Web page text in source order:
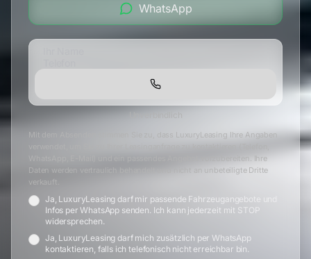
WhatsApp
Mit dem Absenden stimmen Sie zu, dass LuxuryLeasing Ihre Angaben
WhatsApp, E-Mail) und ein passendes Angebot vorzubereiten. Ihre
Daten werden vertraulich behandelt und nicht an unbeteiligte Dritte
verkauft.
Ja, LuxuryLeasing darf mir passende Fahrzeugangebote und
Infos per WhatsApp senden. Ich kann jederzeit mit STOP
widersprechen.
Ja, LuxuryLeasing darf mich zusätzlich per WhatsApp
kontaktieren, falls ich telefonisch nicht erreichbar bin.